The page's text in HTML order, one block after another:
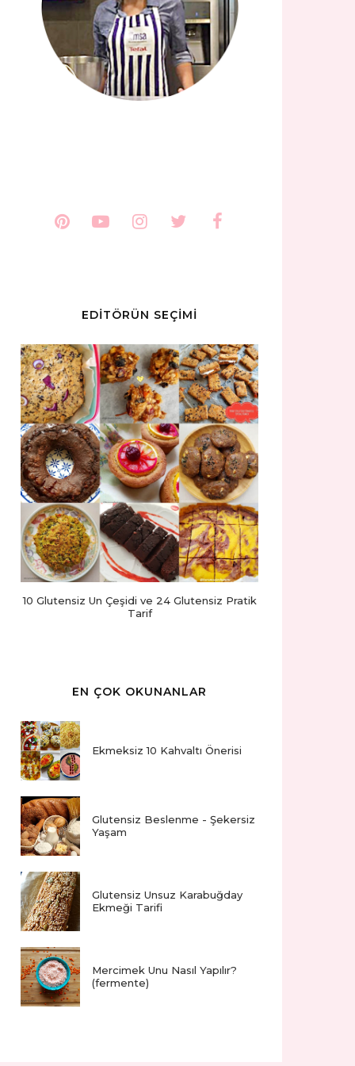
EDİTÖRÜN SEÇİMİ
10 Glutensiz Un Çeşidi ve 24 Glutensiz Pratik
Tarif
EN ÇOK OKUNANLAR
Ekmeksiz 10 Kahvaltı Önerisi
Glutensiz Beslenme - Şekersiz
Yaşam
Glutensiz Unsuz Karabuğday
Ekmeği Tarifi
Mercimek Unu Nasıl Yapılır?
(fermente)